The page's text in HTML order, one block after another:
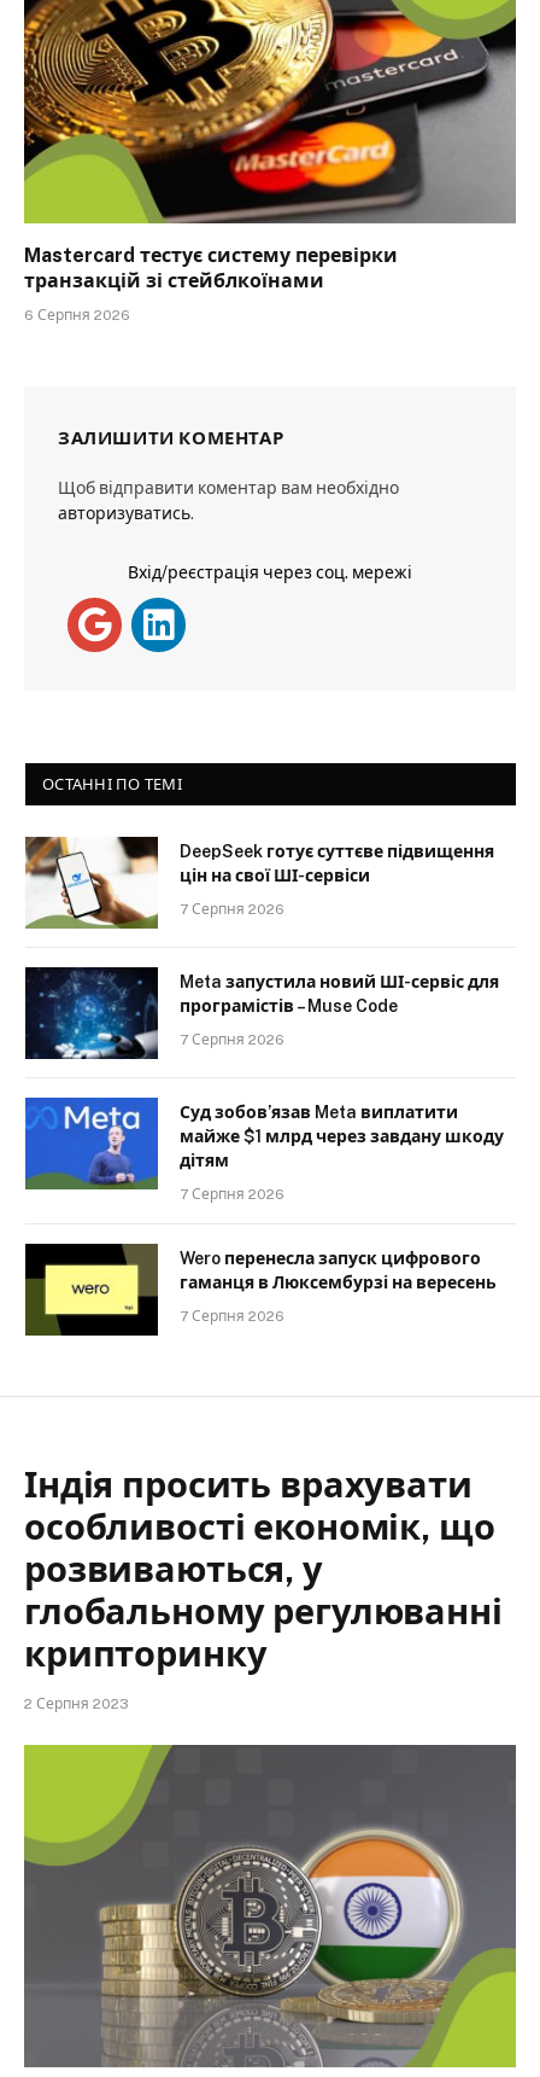
Mastercard тестує систему перевірки
транзакцій зі стейблкоїнами
6 Серпня 2026
ЗАЛИШИТИ КОМЕНТАР
Щоб відправити коментар вам необхідно
авторизуватись.
Вхід/реєстрація через соц. мережі
ОСТАННІ ПО ТЕМІ
DeepSeek готує суттєве підвищення
цін на свої ШІ-сервіси
7 Серпня 2026
Meta запустила новий ШІ-сервіс для
програмістів – Muse Code
7 Серпня 2026
Суд зобов’язав Meta виплатити
майже $1 млрд через завдану шкоду
дітям
7 Серпня 2026
Wero перенесла запуск цифрового
гаманця в Люксембурзі на вересень
7 Серпня 2026
Індія просить врахувати
особливості економік, що
розвиваються, у
глобальному регулюванні
крипторинку
2 Серпня 2023